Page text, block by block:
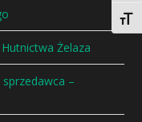
Żelaza
–